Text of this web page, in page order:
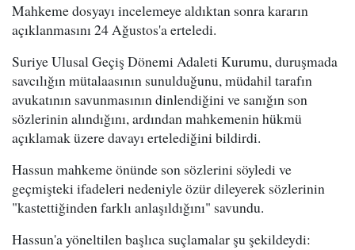
Mahkeme dosyayı incelemeye aldıktan sonra kararın
açıklanmasını 24 Ağustos'a erteledi.
Suriye Ulusal Geçiş Dönemi Adaleti Kurumu, duruşmada
savcılığın mütalaasının sunulduğunu, müdahil tarafın
avukatının savunmasının dinlendiğini ve sanığın son
sözlerinin alındığını, ardından mahkemenin hükmü
açıklamak üzere davayı ertelediğini bildirdi.
Hassun mahkeme önünde son sözlerini söyledi ve
geçmişteki ifadeleri nedeniyle özür dileyerek sözlerinin
"kastettiğinden farklı anlaşıldığını" savundu.
Hassun'a yöneltilen başlıca suçlamalar şu şekildeydi: